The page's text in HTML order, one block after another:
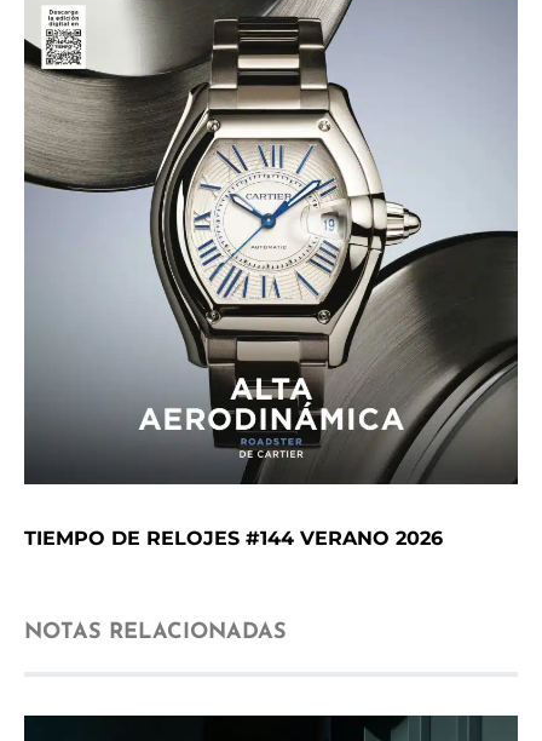
TIEMPO DE RELOJES #144 VERANO 2026
NOTAS RELACIONADAS